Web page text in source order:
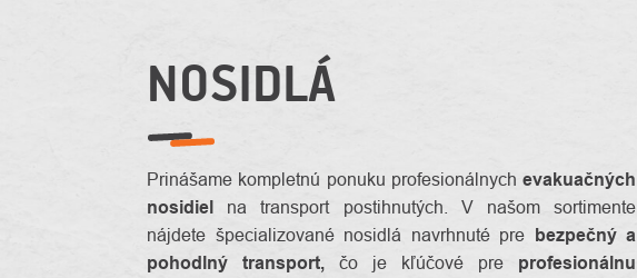
NOSIDLÁ
Prinášame kompletnú ponuku profesionálnych evakuačných
nosidiel na transport postihnutých. V našom sortimente
nájdete špecializované nosidlá navrhnuté pre bezpečný a
pohodlný transport, čo je kľúčové pre profesionálnu